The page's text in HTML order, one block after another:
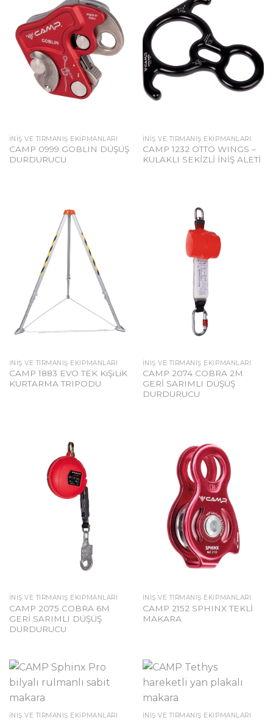
İNIŞ VE TIRMANIŞ EKIPMANLARI
CAMP 0999 GOBLIN DÜŞÜŞ
DURDURUCU
İNIŞ VE TIRMANIŞ EKIPMANLARI
CAMP 1232 OTTO WINGS –
KULAKLI SEKİZLİ İNİŞ ALETİ
İNIŞ VE TIRMANIŞ EKIPMANLARI
CAMP 1883 EVO TEK KiŞiLiK
KURTARMA TRIPODU
İNIŞ VE TIRMANIŞ EKIPMANLARI
CAMP 2074 COBRA 2M
GERİ SARIMLI DÜŞÜŞ
DURDURUCU
İNIŞ VE TIRMANIŞ EKIPMANLARI
CAMP 2075 COBRA 6M
GERİ SARIMLI DÜŞÜŞ
DURDURUCU
İNIŞ VE TIRMANIŞ EKIPMANLARI
CAMP 2152 SPHINX TEKLİ
MAKARA
İNIŞ VE TIRMANIŞ EKIPMANLARI İNIŞ VE TIRMANIŞ EKIPMANLARI